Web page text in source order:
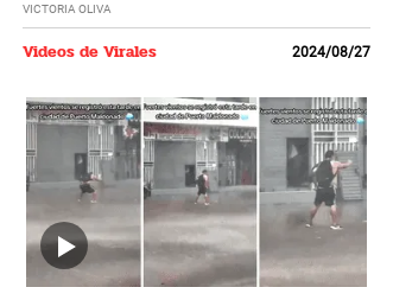
VICTORIA OLIVA
Videos de Virales 2024/08/27